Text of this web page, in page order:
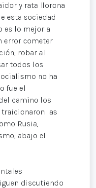
y rata llorona
esta sociedad
es lo mejor a
error cometer
robar al
todos los
no ha
fue el
camino los
las
Rusia,
abajo el
discutiendo